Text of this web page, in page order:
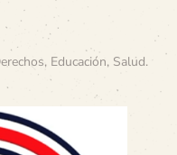
, Educación, Salud.